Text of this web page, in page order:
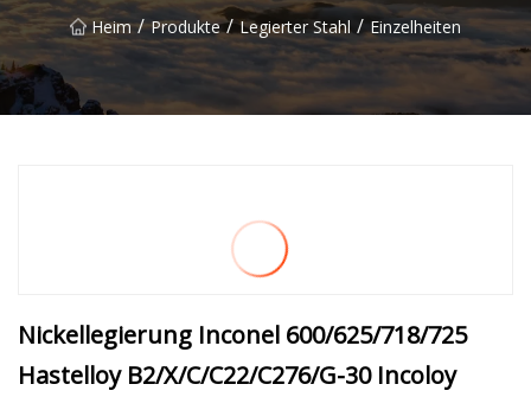
Heim / Produkte / Legierter Stahl / Einzelheiten
Nickellegierung Inconel 600/625/718/725
Hastelloy B2/X/C/C22/C276/G-30 Incoloy